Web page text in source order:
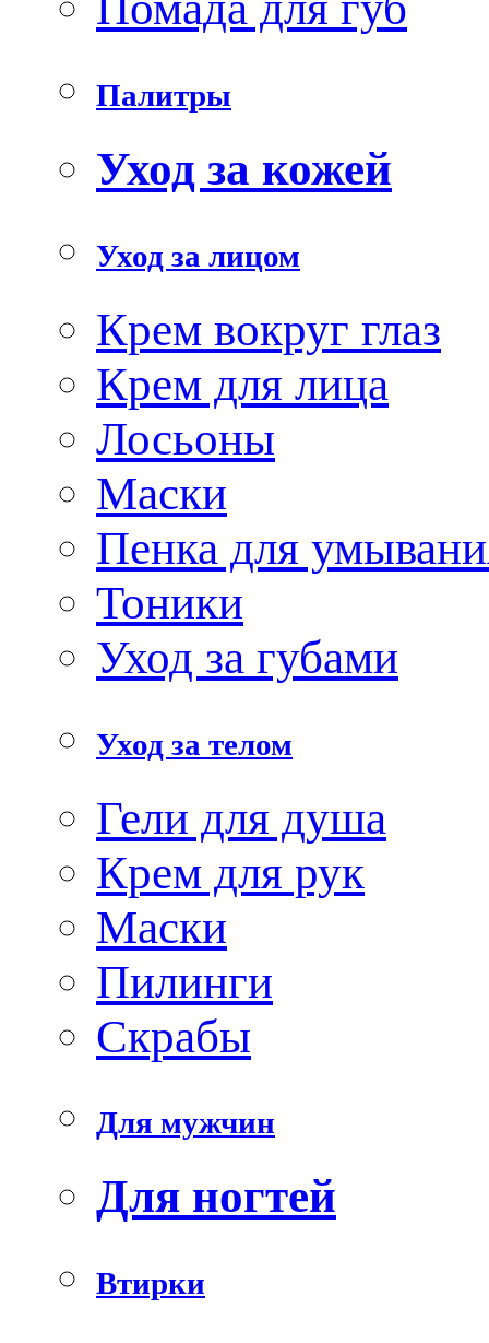
Палитры
Уход за кожей
Уход за лицом
Крем вокруг глаз
Крем для лица
Лосьоны
Маски
Пенка для
Тоники
Уход за губами
Уход за телом
Гели для душа
Крем для рук
Маски
Пилинги
Скрабы
Для мужчин
Для ногтей
Втирки